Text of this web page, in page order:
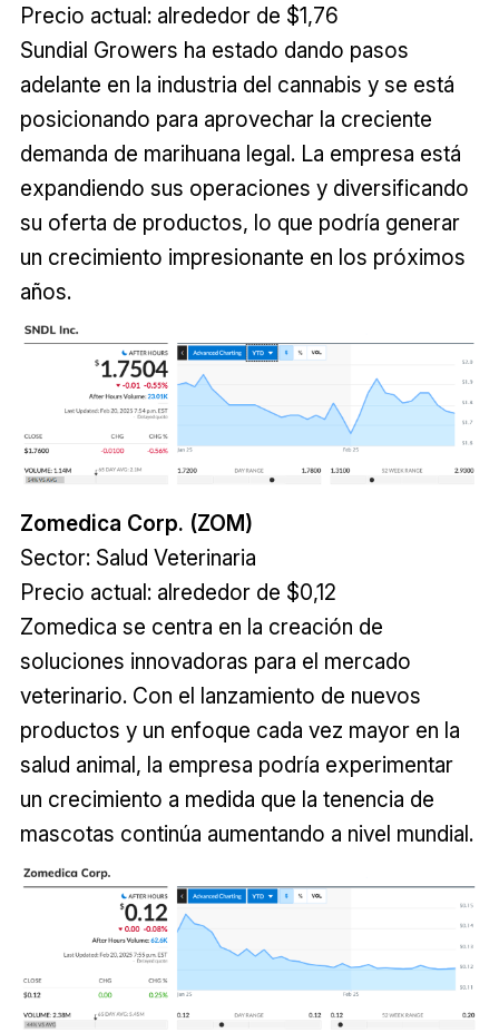
Precio actual: alrededor de $1,76
Sundial Growers ha estado dando pasos
adelante en la industria del cannabis y se está
posicionando para aprovechar la creciente
demanda de marihuana legal. La empresa está
expandiendo sus operaciones y diversificando
su oferta de productos, lo que podría generar
un crecimiento impresionante en los próximos
años.
Zomedica Corp. (ZOM)
Sector: Salud Veterinaria
Precio actual: alrededor de $0,12
Zomedica se centra en la creación de
soluciones innovadoras para el mercado
veterinario. Con el lanzamiento de nuevos
productos y un enfoque cada vez mayor en la
salud animal, la empresa podría experimentar
un crecimiento a medida que la tenencia de
mascotas continúa aumentando a nivel mundial.